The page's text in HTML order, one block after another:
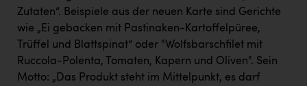
TGW Logistics
TRAILOMAT & Cycling Austria
VERITAS
Vier Diamanten
Zutaten“. Beispiele aus der neuen Karte sind Gerichte
wie „Ei gebacken mit Pastinaken-Kartoffelpüree,
Trüffel und Blattspinat“ oder "Wolfsbarschfilet mit
Ruccola-Polenta, Tomaten, Kapern und Oliven". Sein
Motto: „Das Produkt steht im Mittelpunkt, es darf